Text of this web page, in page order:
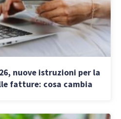
nuove istruzioni per la
fatture: cosa cambia